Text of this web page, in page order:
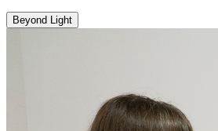
Beyond Light